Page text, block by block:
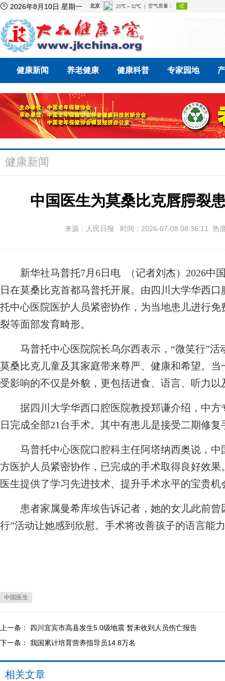
 2026年8月10日 星期一
健康新闻 养老健康 健康科普 专家园地
健康新闻
中国医生为莫桑比克唇腭裂
来源：人民日报 时间：2026-07-08 08:36:11 热
新华社马普托7月6日电 （记者刘杰）2026中
日在莫桑比克首都马普托开展。由四川大学华西
托中心医院医护人员紧密协作，为当地患儿进行
裂等面部发育畸形。
马普托中心医院院长乌尔西表示，“微笑行”活
莫桑比克儿童及其家庭带来尊严、健康和希望。
受影响的不仅是外貌，更包括进食、语言、听力
据四川大学华西口腔医院教授郑谦介绍，中方
日完成全部21台手术。其中有患儿是接受二期修
马普托中心医院口腔科主任阿塔纳西奥说，中
方医护人员紧密协作，已完成的手术取得良好效
医生提供了学习先进技术、提升手术水平的宝贵机
患者家属曼希库埃告诉记者，她的女儿此前曾
行”活动让她感到欣慰。手术将改善孩子的语言能
中国医生
上一条： 四川宜宾市高县发生5.0级地震 暂未收到人员伤亡报告
下一条： 我国累计培育营养指导员14.8万名
相关文章